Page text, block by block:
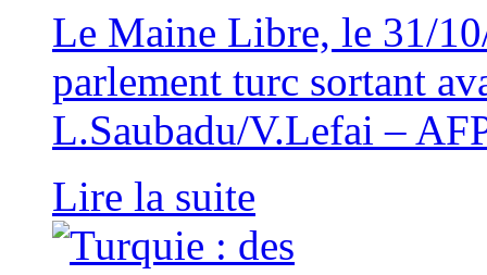
Le Maine Libre, le 31/
parlement turc sortant
L.Saubadu/V.Lefai –
Lire la suite